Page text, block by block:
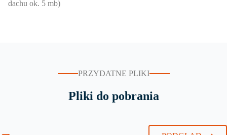
dachu ok. 5 mb)
PRZYDATNE PLIKI
Pliki do pobrania